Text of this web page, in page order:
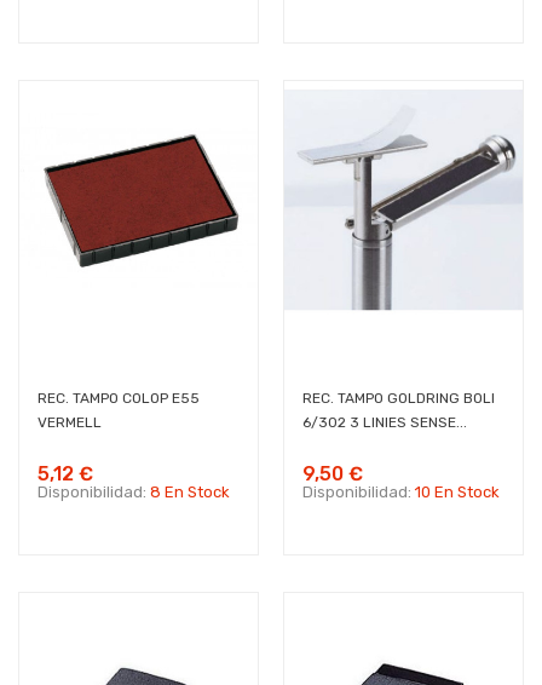
REC. TAMPO COLOP E55
VERMELL
5,12 €
Disponibilidad: 8 En Stock
REC. TAMPO GOLDRING BOLI
6/302 3 LINIES SENSE...
9,50 €
Disponibilidad: 10 En Stock